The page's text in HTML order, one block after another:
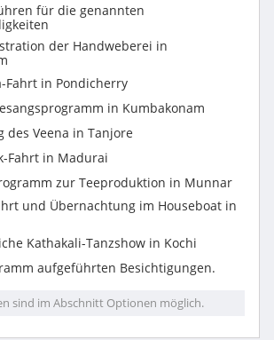
für die genannten
der Handweberei in
Fahrt in Pondicherry
in Kumbakonam
des Veena in Tanjore
Fahrt in Madurai
zur Teeproduktion in Munnar
und Übernachtung im Houseboat in
Kathakali-Tanzshow in Kochi
aufgeführten Besichtigungen.
sind im Abschnitt Optionen möglich.